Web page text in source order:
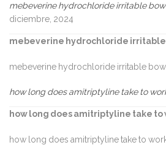
mebeverine hydrochloride irritable
diciembre, 2024
mebeverine hydrochloride
mebeverine hydrochloride irritable
how long does amitriptyline take to
how long does amitriptyline take to
how long does amitriptyline take to